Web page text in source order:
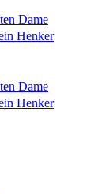
Dame
Henker
Dame
Henker